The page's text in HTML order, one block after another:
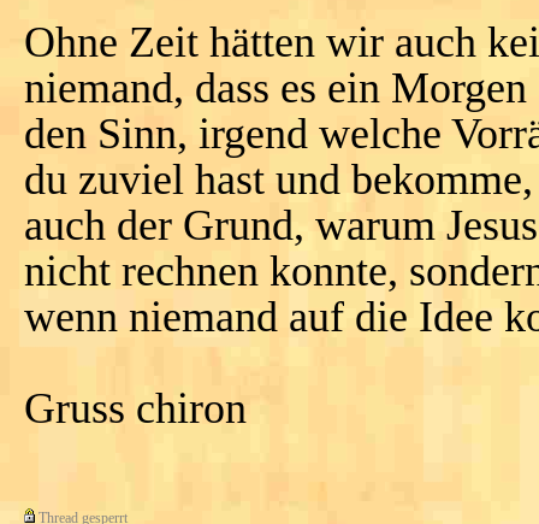
Ohne Zeit hätten wir auch
niemand, dass es ein
den Sinn, irgend welche
du zuviel hast und
auch der Grund, warum
nicht rechnen konnte,
wenn niemand auf die Idee
Gruss chiron
Thread gesperrt